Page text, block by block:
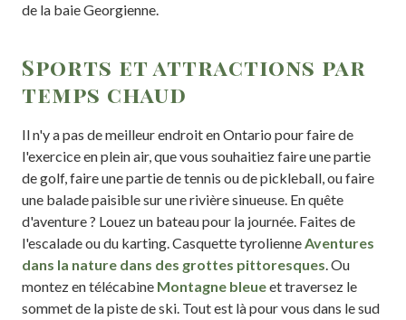
de la baie Georgienne.
Sports et attractions par
temps chaud
Il n'y a pas de meilleur endroit en Ontario pour faire de
l'exercice en plein air, que vous souhaitiez faire une partie
de golf, faire une partie de tennis ou de pickleball, ou faire
une balade paisible sur une rivière sinueuse. En quête
d'aventure ? Louez un bateau pour la journée. Faites de
l'escalade ou du karting. Casquette tyrolienneAventures
dans la nature dans des grottes pittoresques. Ou
montez en télécabine Montagne bleueet traversez le
sommet de la piste de ski. Tout est là pour vous dans le sud